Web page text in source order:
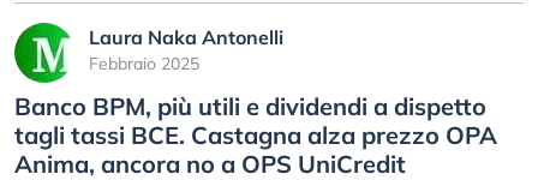
Laura Naka Antonelli
Febbraio 2025
Banco BPM, più utili e dividendi a dispetto
tagli tassi BCE. Castagna alza prezzo OPA
Anima, ancora no a OPS UniCredit